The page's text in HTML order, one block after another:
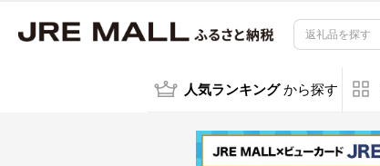
人気ランキング から探す